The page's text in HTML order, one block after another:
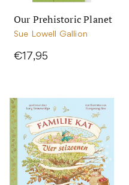
Our Prehistoric Planet
Sue Lowell Gallion
€17,95